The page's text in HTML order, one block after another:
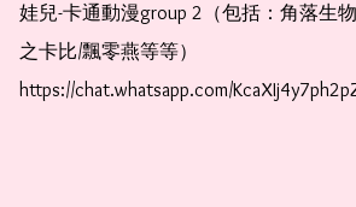
娃兒-卡通動漫group 2（包括：角落生
之卡比/飄零燕等等）
https://chat.whatsapp.com/